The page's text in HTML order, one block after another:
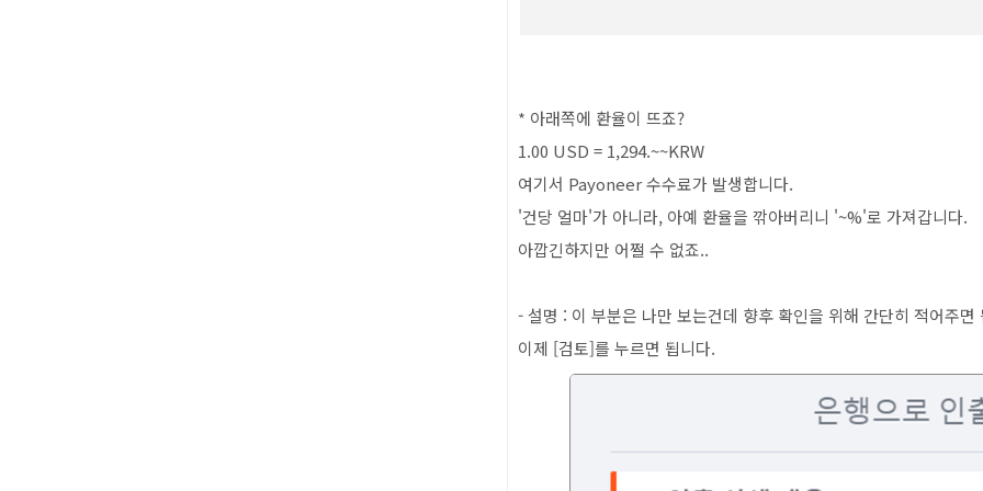
* 아래쪽에 환율이 뜨죠?
1.00 USD = 1,294.~~KRW
여기서 Payoneer 수수료가 발생합니다.
'건당 얼마'가 아니라, 아예 환율을 깎아버리니 '~%'로 가져갑니다.
아깝긴하지만 어쩔 수 없죠..
- 설명 : 이 부분은 나만 보는건데 향후 확인을 위해 간단히 적어주면
이제 [검토]를 누르면 됩니다.